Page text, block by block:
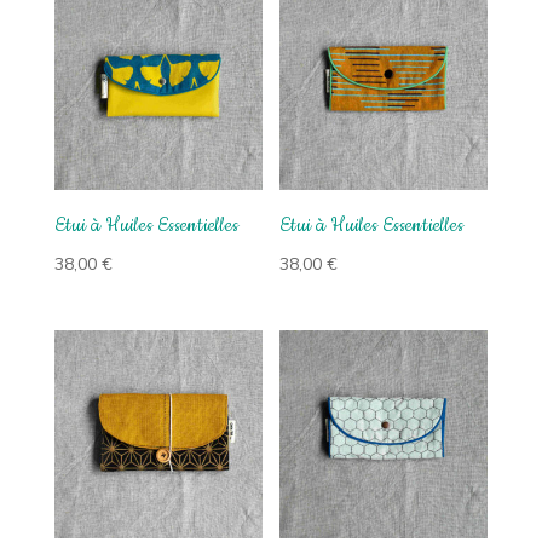
Etui à Huiles Essentielles
38,00 €
Etui à Huiles Essentielles
38,00€